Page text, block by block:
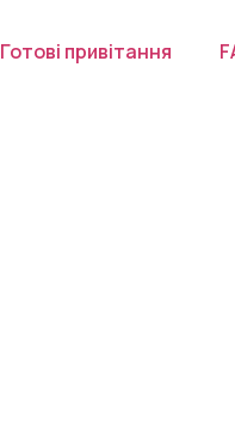
Готові привітання